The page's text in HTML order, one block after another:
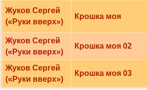
Жуков Сергей
(«Руки вверх»)
Крошка моя
Жуков Сергей
(«Руки вверх»)
Крошка моя 02
Жуков Сергей
(«Руки вверх»)
Крошка моя 03